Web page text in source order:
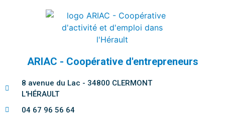
ARIAC - Coopérative d'entrepreneurs
8 avenue du Lac - 34800 CLERMONT
L'HÉRAULT
04 67 96 56 64